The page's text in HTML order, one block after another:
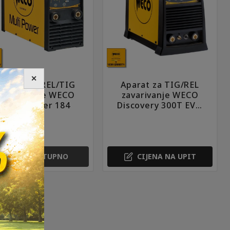
za REL/TIG
WECO
Multipower 184
NEDOSTUPNO
Aparat za TIG/REL
zavarivanje WECO
Discovery 300T EVO
CIJENA NA UPIT
✕